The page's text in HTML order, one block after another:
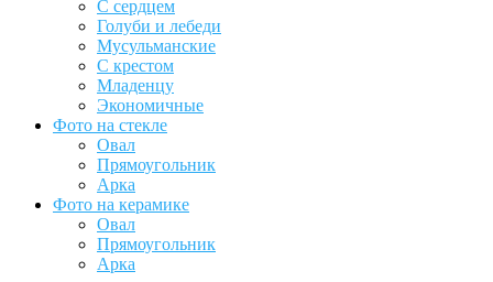
С сердцем
Голуби и лебеди
Мусульманские
С крестом
Младенцу
Экономичные
Фото на стекле
Овал
Прямоугольник
Арка
Фото на керамике
Овал
Прямоугольник
Арка